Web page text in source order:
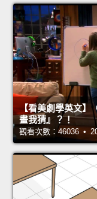
【看美劇學英文】
畫我猜』？！
觀看次數：46036 •